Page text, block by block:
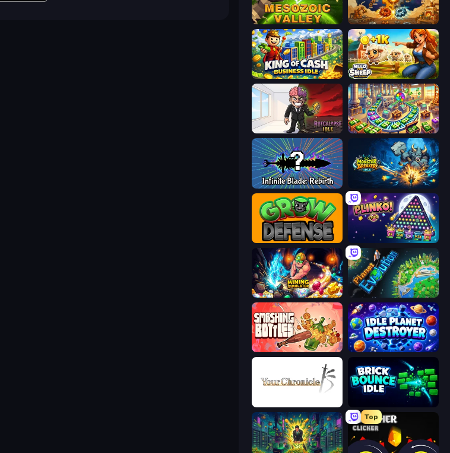
Cell to Singularity: Mesozoic Valley Gear Factory
King of Cash Business Idle Need for Sheep: Idle Clicker
Rotcalypse: Idle Incremental Money Factory: Tycoon Idle Game
Infinite Blade: Rebirth Monster Breaker Idle
Grow Defense PLINKO!
Mining Simulator Planet Evolution: Idle Clicker
Smashing Bottles Idle Planet Destroyer
Brick Bounce Idle
Top